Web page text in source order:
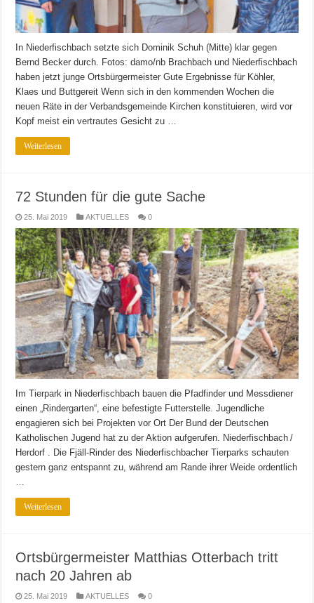
In Niederfischbach setzte sich Dominik Schuh (Mitte) klar gegen
Bernd Becker durch. Fotos: damo/nb Brachbach und Niederfischbach
haben jetzt junge Ortsbürgermeister Gute Ergebnisse für Köhler,
Klaes und Buttgereit Wenn sich in den kommenden Wochen die
neuen Räte in der Verbandsgemeinde Kirchen konstituieren, wird vor
Kopf meist ein vertrautes Gesicht zu …
Weiterlesen
72 Stunden für die gute Sache
25. Mai 2019 AKTUELLES 0
Im Tierpark in Niederfischbach bauen die Pfadfinder und Messdiener
einen „Rindergarten“, eine befestigte Futterstelle. Jugendliche
engagieren sich bei Projekten vor Ort Der Bund der Deutschen
Katholischen Jugend hat zu der Aktion aufgerufen. Niederfischbach /
Herdorf . Die Fjäll-Rinder des Niederfischbacher Tierparks schauten
gestern ganz entspannt zu, während am Rande ihrer Weide ordentlich
Weiterlesen
Ortsbürgermeister Matthias Otterbach tritt
nach 20 Jahren ab
25. Mai 2019 AKTUELLES 0